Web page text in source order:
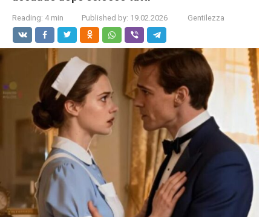
Reading: 4 min Published by: 19.02.2026 Gentilezza